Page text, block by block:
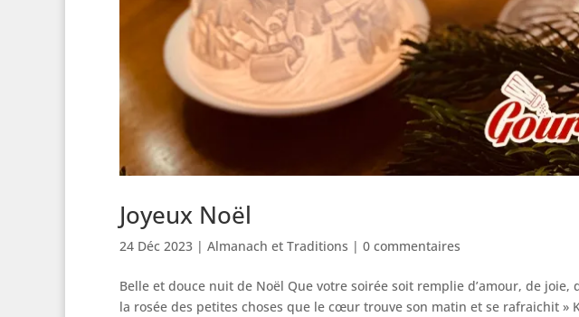
Joyeux Noël
24 Déc 2023 | Almanach et Traditions | 0 commentaires
Belle et douce nuit de Noël Que votre soirée soit remplie d’amour, de
la rosée des petites choses que le cœur trouve son matin et se rafraichit